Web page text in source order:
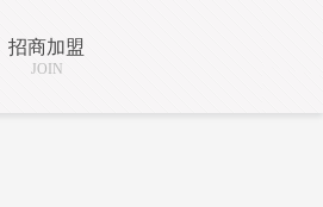
招商加盟
JOIN